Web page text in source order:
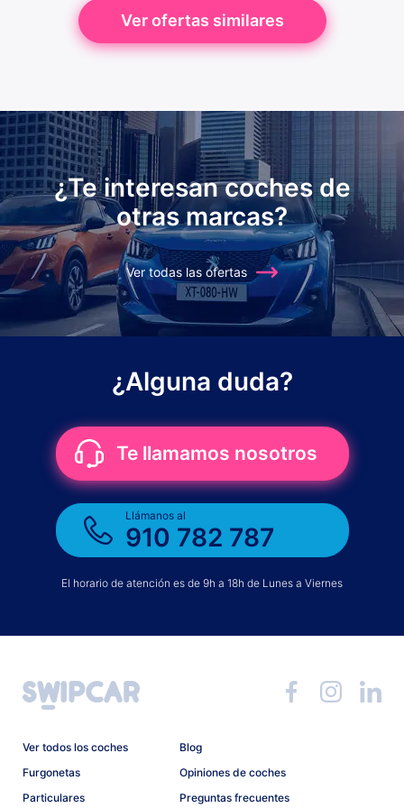
Ver ofertas similares
¿Te interesan coches de
otras marcas?
Ver todas las ofertas
¿Alguna duda?
Te llamamos nosotros
Llámanos al
910 782 787
El horario de atención es de 9h a 18h de Lunes a Viernes
Ver todos los coches
Furgonetas
Particulares
Blog
Opiniones de coches
Preguntas frecuentes